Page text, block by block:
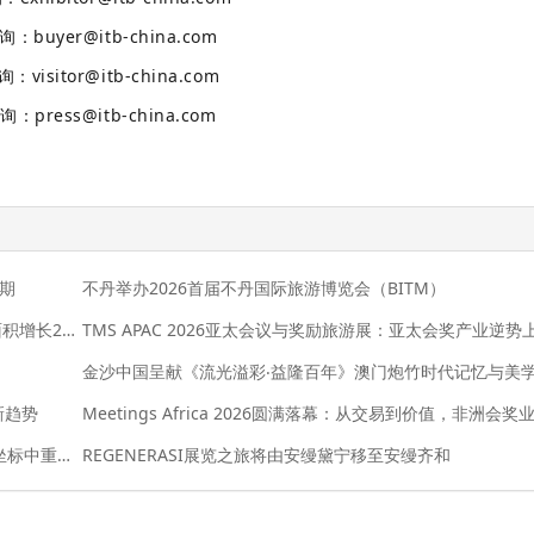
： buyer@itb-china.com
： visitor@itb-china.com
： press@itb-china.com
不丹举办2026首届不丹国际旅游博览会（BITM）
2026 ITB上海国际旅游交易博览会盛大启幕：展出净面积增长20%，全球旅业共拓中国市场新机遇
势
Meetings Africa 2026 BONDay：非洲会奖业在全球坐标中重塑角色
REGENERASI展览之旅将由安缦黛宁移至安缦齐和